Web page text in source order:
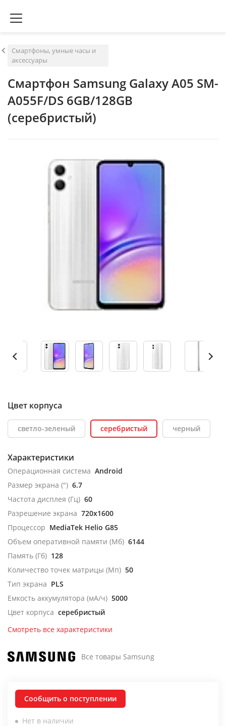
Смартфоны, умные часы и
аксессуары
Смартфон Samsung Galaxy A05 SM-
A055F/DS 6GB/128GB
(серебристый)
Цвет корпуса
светло-зеленый серебристый черный
Характеристики
Операционная система Android
Размер экрана (") 6.7
Частота дисплея (Гц) 60
Разрешение экрана 720x1600
Процессор MediaTek Helio G85
Объем оперативной памяти (Мб) 6144
Память (Гб) 128
Количество точек матрицы (Мп) 50
Тип экрана PLS
Емкость аккумулятора (мА/ч) 5000
Цвет корпуса серебристый
Смотреть все характеристики
Все товары Samsung
Сообщить о поступлении
Нет в наличии